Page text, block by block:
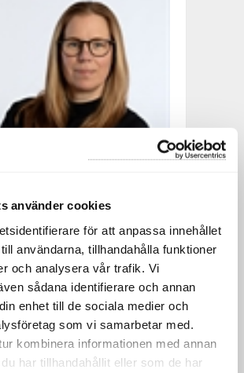
använder cookies
för att anpassa innehållet
användarna, tillhandahålla funktioner
och analysera vår trafik. Vi
sådana identifierare och annan
enhet till de sociala medier och
som vi samarbetar med.
kombinera informationen med annan
har tillhandahållit eller som de har
, IRM, är
konsult och
Hon har många års
från detaljhandeln, där
arbetat som
Ylva arbetar
skapa långsiktigt värde
att utveckla IT-lösningar och